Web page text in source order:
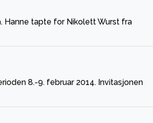
Hanne tapte for Nikolett Wurst fra
8.-9. februar 2014. Invitasjonen